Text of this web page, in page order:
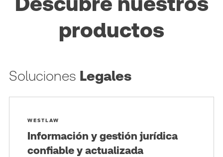
productos
Soluciones Legales
WESTLAW
Información y gestión jurídica
confiable y actualizada